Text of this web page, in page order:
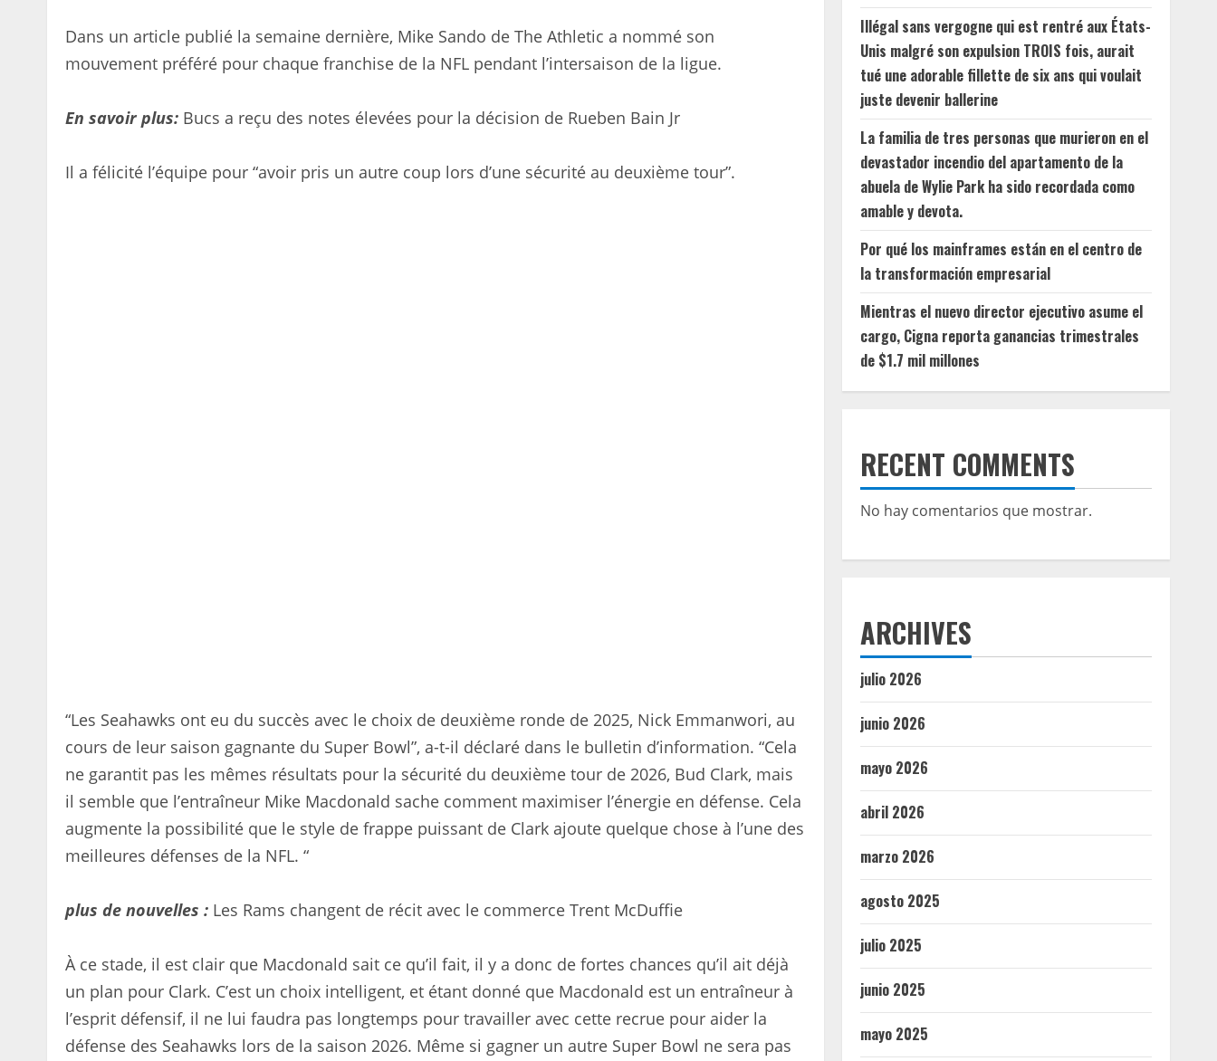
Dans un article publié la semaine dernière, Mike Sando de The Athletic a nommé son
mouvement préféré pour chaque franchise de la NFL pendant l’intersaison de la ligue.
En savoir plus: Bucs a reçu des notes élevées pour la décision de Rueben Bain Jr
Il a félicité l’équipe pour “avoir pris un autre coup lors d’une sécurité au deuxième tour”.
“Les Seahawks ont eu du succès avec le choix de deuxième ronde de 2025, Nick Emmanwori, au
cours de leur saison gagnante du Super Bowl”, a-t-il déclaré dans le bulletin d’information. “Cela
ne garantit pas les mêmes résultats pour la sécurité du deuxième tour de 2026, Bud Clark, mais
il semble que l’entraîneur Mike Macdonald sache comment maximiser l’énergie en défense. Cela
augmente la possibilité que le style de frappe puissant de Clark ajoute quelque chose à l’une des
meilleures défenses de la NFL. “
plus de nouvelles : Les Rams changent de récit avec le commerce Trent McDuffie
À ce stade, il est clair que Macdonald sait ce qu’il fait, il y a donc de fortes chances qu’il ait déjà
un plan pour Clark. C’est un choix intelligent, et étant donné que Macdonald est un entraîneur à
l’esprit défensif, il ne lui faudra pas longtemps pour travailler avec cette recrue pour aider la
défense des Seahawks lors de la saison 2026. Même si gagner un autre Super Bowl ne sera pas
Illégal sans vergogne qui est rentré aux États-
Unis malgré son expulsion TROIS fois, aurait
tué une adorable fillette de six ans qui voulait
juste devenir ballerine
La familia de tres personas que murieron en el
devastador incendio del apartamento de la
abuela de Wylie Park ha sido recordada como
amable y devota.
Por qué los mainframes están en el centro de
la transformación empresarial
Mientras el nuevo director ejecutivo asume el
cargo, Cigna reporta ganancias trimestrales
de $1.7 mil millones
RECENT COMMENTS
No hay comentarios que mostrar.
ARCHIVES
julio 2026
junio 2026
mayo 2026
abril 2026
marzo 2026
agosto 2025
julio 2025
junio 2025
mayo 2025